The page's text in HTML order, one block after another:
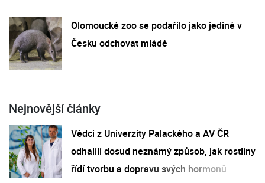
Olomoucké zoo se podařilo jako jediné v
Česku odchovat mládě
Nejnovější články
Vědci z Univerzity Palackého a AV ČR
odhalili dosud neznámý způsob, jak rostliny
řídí tvorbu a dopravu svých hormonů